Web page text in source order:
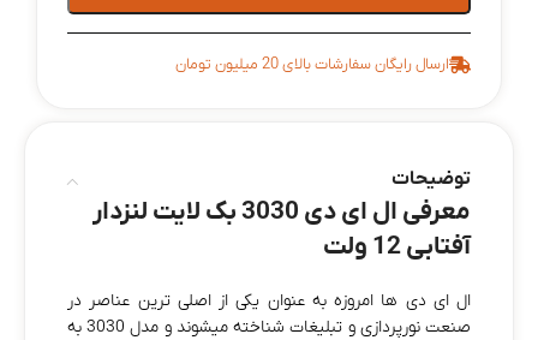
ارسال رایگان سفارشات بالای 20 میلیون تومان
توضیحات
معرفی ال‌ ای‌ دی 3030 بک‌ لایت لنزدار
آفتابی 12 ولت
ال‌ ای‌ دی‌ ها امروزه به‌ عنوان یکی از اصلی‌ ترین عناصر در
صنعت نورپردازی و تبلیغات شناخته میشوند و مدل 3030 به‌